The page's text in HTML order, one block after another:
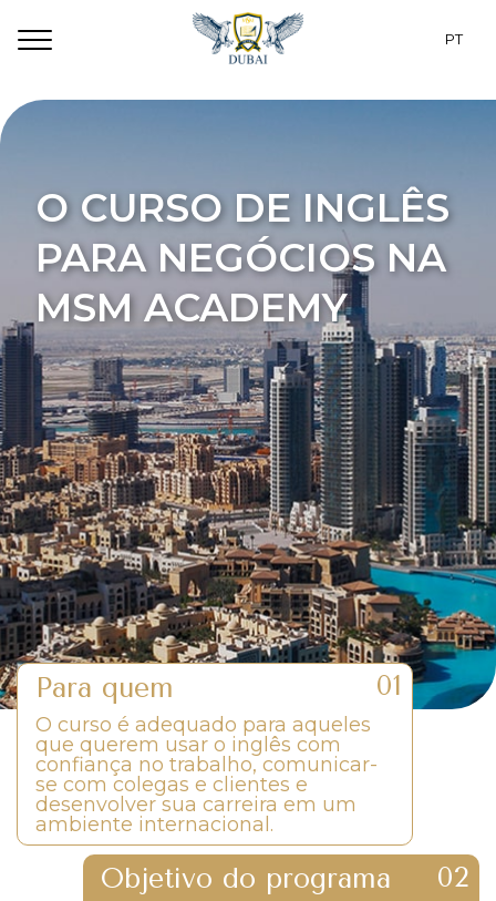
Programas
Para estudantes
Alojamento
Sobre nós
Contatos
CZ
PT
UA
O CURSO DE INGLÊS
PARANEGÓCIOS NA
MSM ACADEMY
Para quem
O curso é adequado para aqueles
que querem usar o inglês com
confiança no trabalho, comunicar-
se com colegas e clientes e
desenvolver sua carreira em um
ambiente internacional.
Objetivo do programa